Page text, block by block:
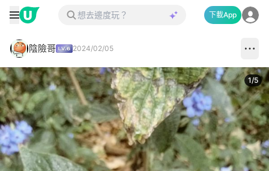
下載App
陰險哥 2024/02/05
1/5